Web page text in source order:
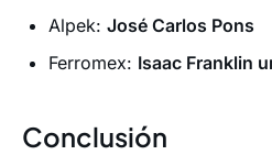
Alpek: José Carlos Pons
Ferromex: Isaac Franklin
Conclusión